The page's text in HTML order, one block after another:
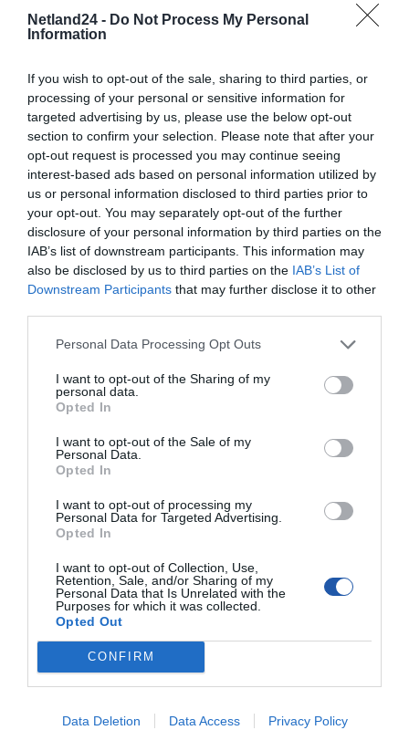
Netland24 - Do Not Process My Personal
Information
If you wish to opt-out of the sale, sharing to third parties, or
processing of your personal or sensitive information for
targeted advertising by us, please use the below opt-out
section to confirm your selection. Please note that after your
opt-out request is processed you may continue seeing
interest-based ads based on personal information utilized by
us or personal information disclosed to third parties prior to
your opt-out. You may separately opt-out of the further
disclosure of your personal information by third parties on the
IAB’s list of downstream participants. This information may
also be disclosed by us to third parties on the IAB’s List of
Downstream Participants that may further disclose it to other
Personal Data Processing Opt Outs
I want to opt-out of the Sharing of my
personal data.
Opted In
I want to opt-out of the Sale of my
Personal Data.
Opted In
I want to opt-out of processing my
Personal Data for Targeted Advertising.
Opted In
I want to opt-out of Collection, Use,
Retention, Sale, and/or Sharing of my
Personal Data that Is Unrelated with the
Purposes for which it was collected.
Opted Out
CONFIRM
Data Deletion Data Access Privacy Policy
SPECYFIKACJA
Symbol
producenta
UPC-5004E-SO-LSZH
Nazwa produktu
GEMBIRD UPC-5004E-SO-LSZH Gembird
kabel instalacyjny UTP, kat. 5e, LSZH, drut, CU -
czysta miedź 305m szary
Producent GEMBIRD
Klasa produktu Kabel sieciowy (instalacyjny)
Średnica żyły 0.510 mm